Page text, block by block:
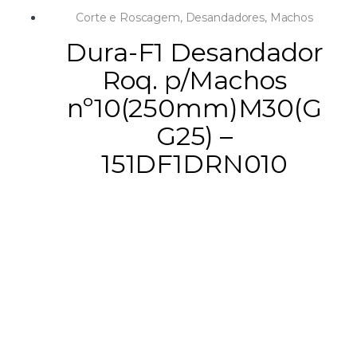
Corte e Roscagem, Desandadores, Machos
Dura-F1 Desandador
Roq. p/Machos
nº10(250mm)M30(G
G25) –
151DF1DRN010